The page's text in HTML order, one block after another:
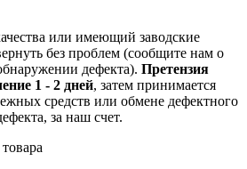
или имеющий заводские
без проблем (сообщите нам о
дефекта). Претензия
1 - 2 дней, затем принимается
средств или обмене дефектного
за наш счет.